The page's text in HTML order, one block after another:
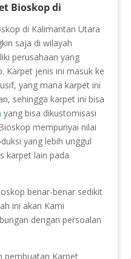
Bioskop di
di Kalimantan Utara
saja di wilayah
perusahaan yang
Karpet jenis ini masuk ke
yang mana karpet ini
sehingga karpet ini bisa
yang bisa dikustomisasi
mempunyai nilai
yang lebih unggul
karpet lain pada
benar-benar sedikit
ini akan Kami
dengan persoalan
pembuatan Karpet